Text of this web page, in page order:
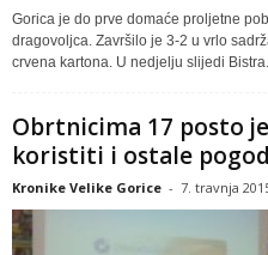
Gorica je do prve domaće proljetne
dragovoljca. Završilo je 3-2 u vrlo
crvena kartona. U nedjelju slijedi
Obrtnicima 17 posto
koristiti i ostale
Kronike Velike Gorice - 7. travnja